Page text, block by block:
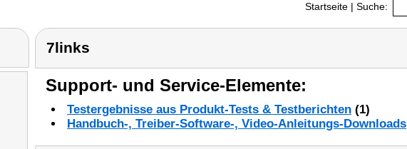
Startseite | Suche:
7links
Support- und Service-Elemente:
Testergebnisse aus Produkt-Tests & Testberichten (1)
Handbuch-, Treiber-Software-, Video-Anleitungs-Downloads